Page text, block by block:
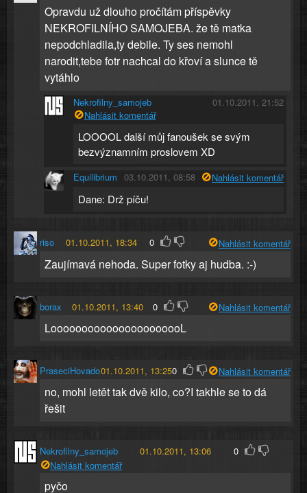
Opravdu už dlouho pročítám příspěvky
NEKROFILNÍHO SAMOJEBA. že tě matka
nepodchladila,ty debile. Ty ses nemohl
narodit,tebe fotr nachcal do křoví a slunce tě
vytáhlo
Nekrofilny_samojeb
01.10.2011, 21:52
Nahlásit komentář
LOOOOL další můj fanoušek se svým
bezvýznamním proslovem XD
Equilibrium 03.10.2011, 08:58 Nahlásit komentář
Dane: Drž píču!
riso 01.10.2011, 18:34 0 Nahlásit komentář
Zaujímavá nehoda. Super fotky aj hudba. :-)
borax 01.10.2011, 13:40 0 Nahlásit komentář
LoooooooooooooooooooooL
PraseciHovado01.10.2011, 13:250 Nahlásit komentář
no, mohl letět tak dvě kilo, co?I takhle se to dá
řešit
Nekrofilny_samojeb 01.10.2011, 13:06
0
Nahlásit komentář
pyčo